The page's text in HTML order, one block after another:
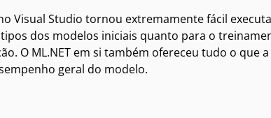
Visual Studio tornou extremamente fácil
dos modelos iniciais quanto para o
O ML.NET em si também ofereceu tudo o que
geral do modelo.